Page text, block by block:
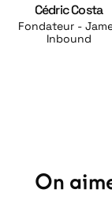
Cédric Costa
Fondateur -
Inbound
On